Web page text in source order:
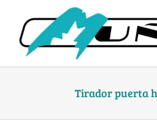
content
Tirador puerta